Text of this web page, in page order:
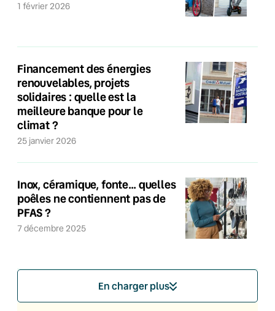
1 février 2026
Financement des énergies
renouvelables, projets
solidaires : quelle est la
meilleure banque pour le
climat ?
25 janvier 2026
Inox, céramique, fonte… quelles
poêles ne contiennent pas de
PFAS ?
7 décembre 2025
En charger plus